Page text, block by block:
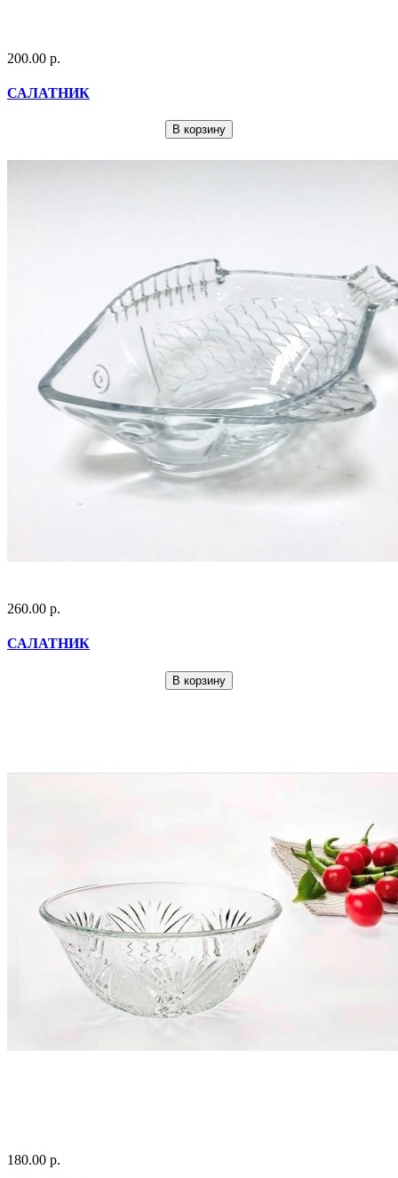
200.00 р.
САЛАТНИК
В корзину
260.00 р.
САЛАТНИК
В корзину
180.00 р.